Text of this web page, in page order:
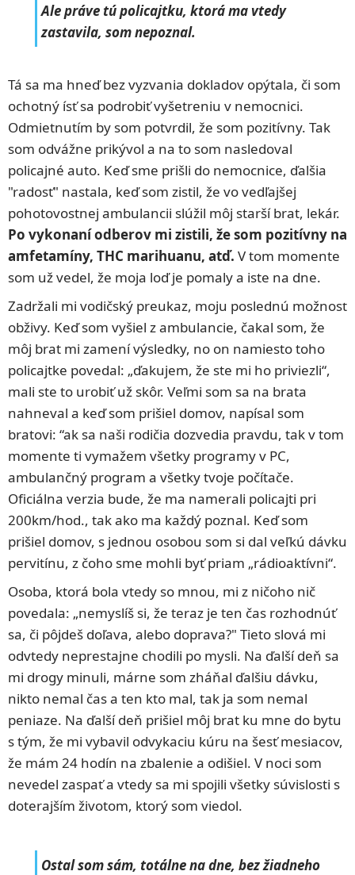
Ale práve tú policajtku, ktorá ma vtedy
zastavila, som nepoznal.
Tá sa ma hneď bez vyzvania dokladov opýtala, či som
ochotný ísť sa podrobiť vyšetreniu v nemocnici.
Odmietnutím by som potvrdil, že som pozitívny. Tak
som odvážne prikývol a na to som nasledoval
policajné auto. Keď sme prišli do nemocnice, ďalšia
"radosť" nastala, keď som zistil, že vo vedľajšej
pohotovostnej ambulancii slúžil môj starší brat, lekár.
Po vykonaní odberov mi zistili, že som pozitívny na
amfetamíny, THC marihuanu, atď. V tom momente
som už vedel, že moja loď je pomaly a iste na dne.
Zadržali mi vodičský preukaz, moju poslednú možnosť
obživy. Keď som vyšiel z ambulancie, čakal som, že
môj brat mi zamení výsledky, no on namiesto toho
policajtke povedal: „ďakujem, že ste mi ho priviezli“,
mali ste to urobiť už skôr. Veľmi som sa na brata
nahneval a keď som prišiel domov, napísal som
bratovi: “ak sa naši rodičia dozvedia pravdu, tak v tom
momente ti vymažem všetky programy v PC,
ambulančný program a všetky tvoje počítače.
Oficiálna verzia bude, že ma namerali policajti pri
200km/hod., tak ako ma každý poznal. Keď som
prišiel domov, s jednou osobou som si dal veľkú dávku
pervitínu, z čoho sme mohli byť priam „rádioaktívni“.
Osoba, ktorá bola vtedy so mnou, mi z ničoho nič
povedala: „nemyslíš si, že teraz je ten čas rozhodnúť
sa, či pôjdeš doľava, alebo doprava?" Tieto slová mi
odvtedy neprestajne chodili po mysli. Na ďalší deň sa
mi drogy minuli, márne som zháňal ďalšiu dávku,
nikto nemal čas a ten kto mal, tak ja som nemal
peniaze. Na ďalší deň prišiel môj brat ku mne do bytu
s tým, že mi vybavil odvykaciu kúru na šesť mesiacov,
že mám 24 hodín na zbalenie a odišiel. V noci som
nevedel zaspať a vtedy sa mi spojili všetky súvislosti s
doterajším životom, ktorý som viedol.
Ostal som sám, totálne na dne, bez žiadneho